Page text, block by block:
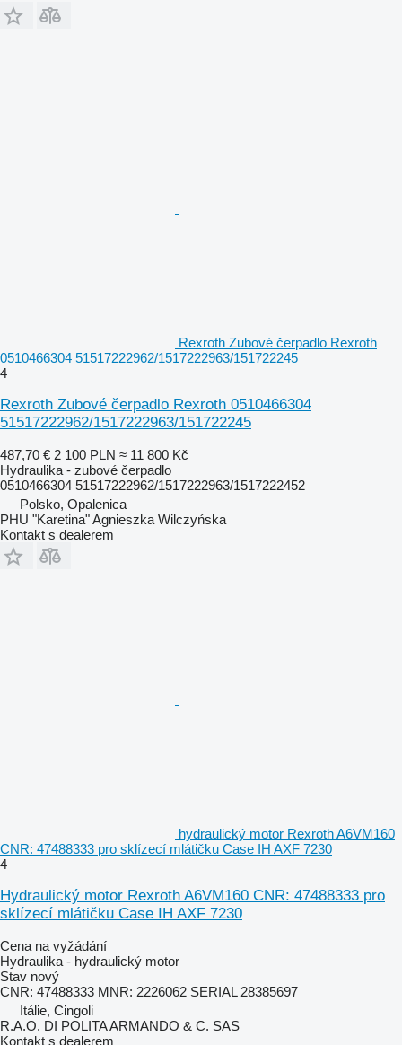
Rexroth Zubové čerpadlo Rexroth
0510466304 51517222962/1517222963/151722245
4
Rexroth Zubové čerpadlo Rexroth 0510466304
51517222962/1517222963/151722245
487,70 € 2 100 PLN ≈ 11 800 Kč
Hydraulika - zubové čerpadlo
0510466304 51517222962/1517222963/1517222452
Polsko, Opalenica
PHU "Karetina" Agnieszka Wilczyńska
Kontakt s dealerem
hydraulický motor Rexroth A6VM160
CNR: 47488333 pro sklízecí mlátičku Case IH AXF 7230
4
Hydraulický motor Rexroth A6VM160 CNR: 47488333 pro
sklízecí mlátičku Case IH AXF 7230
Cena na vyžádání
Hydraulika - hydraulický motor
Stav nový
CNR: 47488333 MNR: 2226062 SERIAL 28385697
Itálie, Cingoli
R.A.O. DI POLITA ARMANDO & C. SAS
Kontakt s dealerem